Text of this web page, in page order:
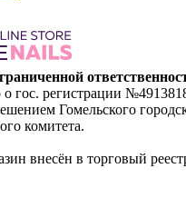
о гос. регистрации
Гомельского
комитета.
внесён в торговый